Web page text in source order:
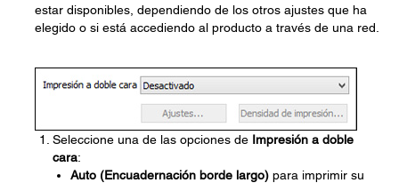
estar disponibles, dependiendo de los otros ajustes que ha
elegido o si está accediendo al producto a través de una red.
Seleccione una de las opciones de Impresión a doble
cara:
Auto (Encuadernación borde largo) para imprimir su